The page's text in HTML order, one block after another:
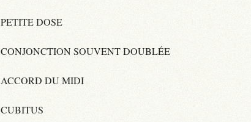
PETITE DOSE
CONJONCTION SOUVENT DOUBLÉE
ACCORD DU MIDI
CUBITUS